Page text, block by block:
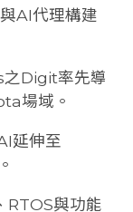
AI代理構建
Digit率先導
場域。
延伸至
RTOS與功能